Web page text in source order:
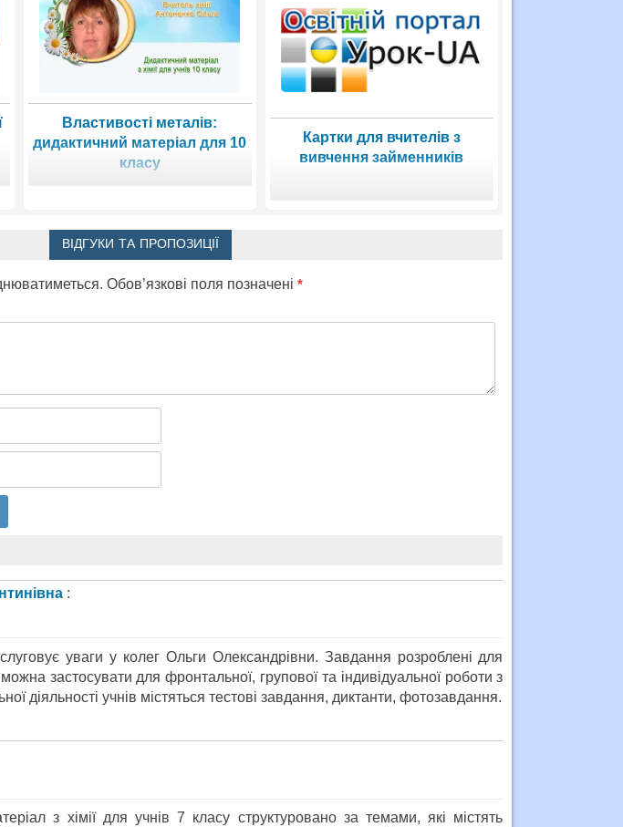
Властивості металів:
дидактичний матеріал для 10
класу
Картки для вчителів з
вивчення займенників
ВІДГУКИ ТА ПРОПОЗИЦІЇ
Обов’язкові поля позначені *
:
уваги у колег Ольги Олександрівни. Завдання розроблені для
застосувати для фронтальної, групової та індивідуальної роботи з
діяльності учнів містяться тестові завдання, диктанти, фотозавдання.
з хімії для учнів 7 класу структуровано за темами, які містять